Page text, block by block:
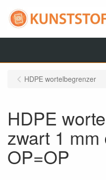
HDPE wortelbegrenzer
HDPE
zwart 1
OP=OP